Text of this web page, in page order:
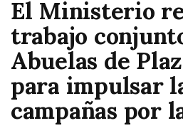
Nación
El Ministerio
trabajo
Abuelas de
para impulsar
campañas por